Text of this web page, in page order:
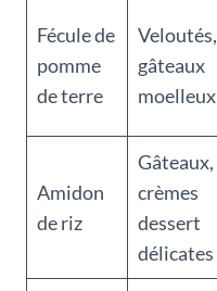
Fécule de
pomme
de terre
Veloutés,
gâteaux
moelleux
Amidon
de riz
Gâteaux,
crèmes
dessert
délicates